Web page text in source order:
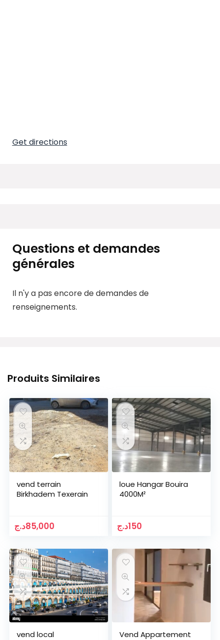
Get directions
Questions et demandes
générales
Il n'y a pas encore de demandes de
renseignements.
Produits Similaires
vend terrain
Birkhadem Texerain
85,000د.ج
loue Hangar Bouira
4000M²
150د.ج
vend local
Vend Appartement